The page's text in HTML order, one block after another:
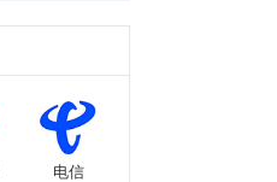
电信